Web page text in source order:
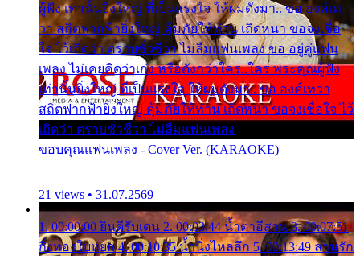
ผู้ฟัง เท่านั้นยิ่งใหญ่ ที่เป็นแรงใจ ให้ผมดังมา.. ขอ องค์เท
วา สถิตฟากฟ้ายิ่งใหญ่ คุ้มภัยให้ท่าน เถิดหนา ขอจงเชื่อ
ใจ ไว้เถิดว่า ตราบชั่วชีวา ไม่ลืมแฟนเพลง ขอ อยู่คู่แฟน
เพลง ไม่เคยคิดว่าเก่ง หรือดังกว่าใคร..ใคร พระคุณผู้ฟัง
เท่านั้นยิ่งใหญ่ ที่เป็นแรงใจ ให้ผมดังมา.. ขอ องค์เทวา
สถิตฟากฟ้ายิ่งใหญ่ คุ้มภัยให้ท่าน เถิดหนา ขอจงเชื่อใจ ไว้
เถิดว่า ตราบชั่วชีวา ไม่ลืมแฟนเพลง
ขอบคุณแฟนเพลง - Cover Ver. (KARAOKE)
21 views • 31.07.2569
1. 00:00:00 ยินดีรับเดน 2. 00:03:44 น้ำตาอีสาน 3. 00:07:51
กิ่งทองใบหยก 4. 00:10:35 น้ำนิ่งไหลลึก 5. 00:13:49 ลานรัก